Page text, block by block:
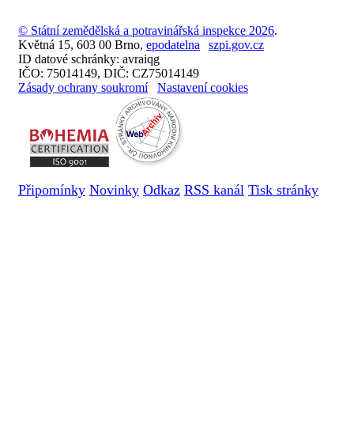
© Státní zemědělská a potravinářská inspekce 2026.
Květná 15, 603 00 Brno, epodatelna
szpi.gov.cz
ID datové schránky: avraiqg
IČO: 75014149, DIČ: CZ75014149
Zásady ochrany soukromí
Nastavení cookies
Připomínky Novinky Odkaz RSS kanál Tisk stránky